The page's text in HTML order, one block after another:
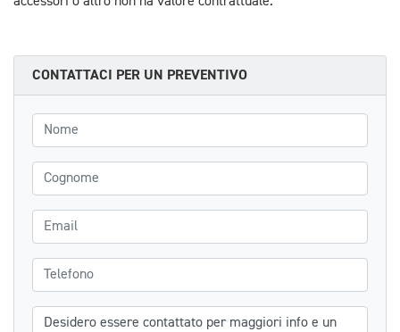
CONTATTACI PER UN PREVENTIVO
Nome
Cognome
Email
Telefono
Messaggio